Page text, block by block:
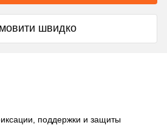
швидко
поддержки и защиты